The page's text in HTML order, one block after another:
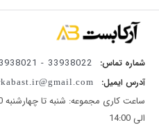
شماره تماس: 33938022 - 33938021
آدرس ایمیل:
الی 14:00